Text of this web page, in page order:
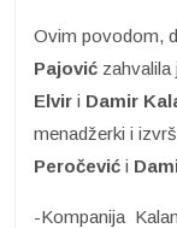
Ovim povodom,
Pajović zahvalila
Elvir i Damir
menadžerki i
Peročević i
-Kompanija